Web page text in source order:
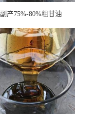
副产75%-80%粗甘油